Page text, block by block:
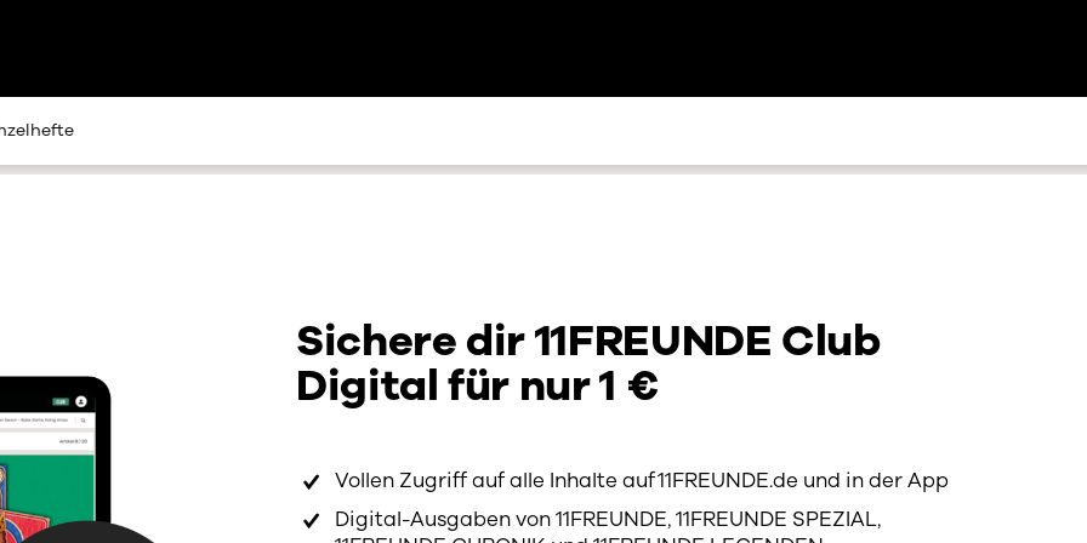
Sichere dir 11FREUNDE Club
Digital für nur 1 €
Vollen Zugriff auf alle Inhalte auf 11FREUNDE.de und in der App
Digital-Ausgaben von 11FREUNDE, 11FREUNDE SPEZIAL,